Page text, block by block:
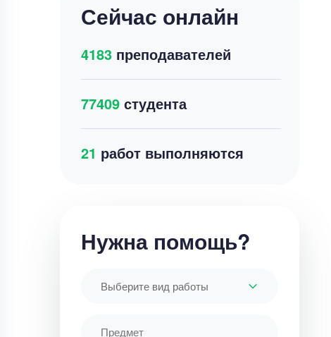
Сейчас онлайн
4183преподавателей
77409студента
27 работ выполняются
Нужна помощь?
Выберите вид работы